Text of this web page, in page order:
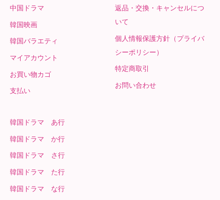
中国ドラマ
韓国映画
韓国バラエティ
マイアカウント
お買い物カゴ
支払い
返品・交換・キャンセルにつ
いて
個人情報保護方針（プライバ
シーポリシー）
特定商取引
お問い合わせ
韓国ドラマ あ行
韓国ドラマ か行
韓国ドラマ さ行
韓国ドラマ た行
韓国ドラマ な行